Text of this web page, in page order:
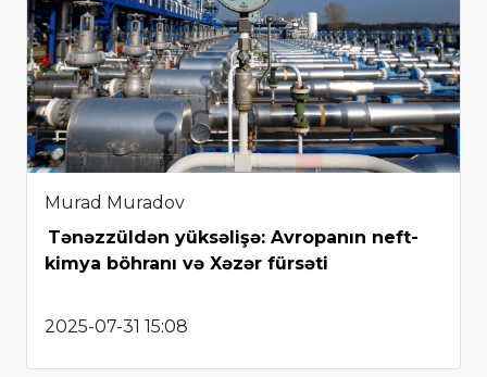
Murad Muradov
Tənəzzüldən yüksəlişə: Avropanın neft-
kimya böhranı və Xəzər fürsəti
2025-07-31 15:08